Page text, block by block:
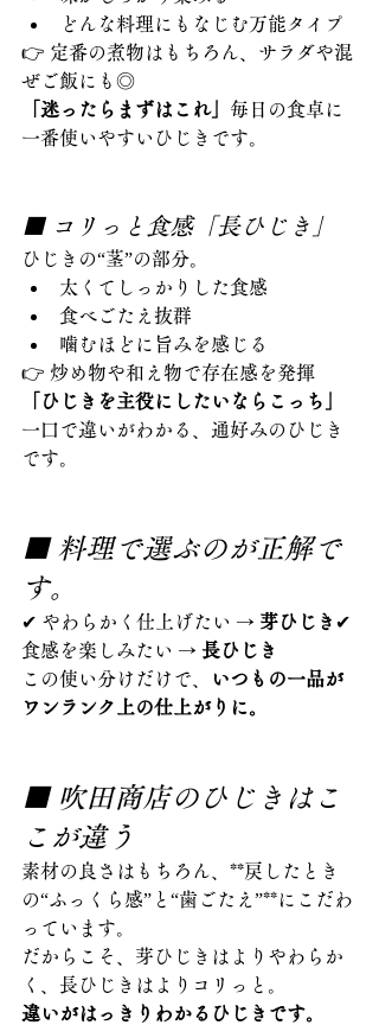
どんな料理にもなじむ万能タイプ
👉 定番の煮物はもちろん、サラダや混
ぜご飯にも◎
「迷ったらまずはこれ」 毎日の食卓に
一番使いやすいひじきです。
■ コリっと食感「長ひじき」
ひじきの“茎”の部分。
太くてしっかりした食感
食べごたえ抜群
噛むほどに旨みを感じる
👉 炒め物や和え物で存在感を発揮
「ひじきを主役にしたいならこっち」
一口で違いがわかる、通好みのひじき
です。
■ 料理で選ぶのが正解で
す。
✔ やわらかく仕上げたい → 芽ひじき ✔
食感を楽しみたい → 長ひじき
この使い分けだけで、
いつもの一品が
ワンランク上の仕上がりに。
■ 吹田商店のひじきはこ
こが違う
素材の良さはもちろん、**戻したとき
の“ふっくら感”と“歯ごたえ”**にこだわ
っています。
だからこそ、芽ひじきはよりやわらか
く、長ひじきはよりコリっと。
違いがはっきりわかるひじきです。